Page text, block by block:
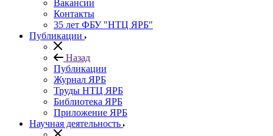
Вакансии
Контакты
35 лет ФБУ "НТЦ ЯРБ"
Публикации
Назад
Публикации
Журнал ЯРБ
Труды НТЦ ЯРБ
Библиотека ЯРБ
Приложение ЯРБ
Научная деятельность